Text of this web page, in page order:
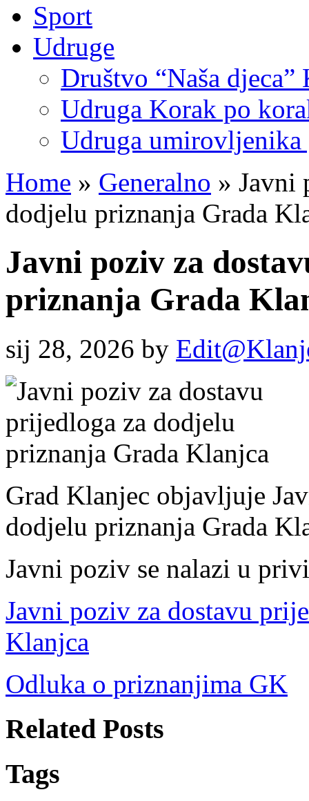
Sport
Udruge
Društvo “Naša djeca”
Udruga Korak po
Udruga umirovljenika
Home » Generalno » Javni
dodjelu priznanja Grada
Javni poziv za
priznanja Grada
sij 28, 2026 by
Grad Klanjec objavljuje
dodjelu priznanja Grada
Javni poziv se nalazi u
Javni poziv za dostavu
Klanjca
Odluka o priznanjima GK
Related Posts
Tags